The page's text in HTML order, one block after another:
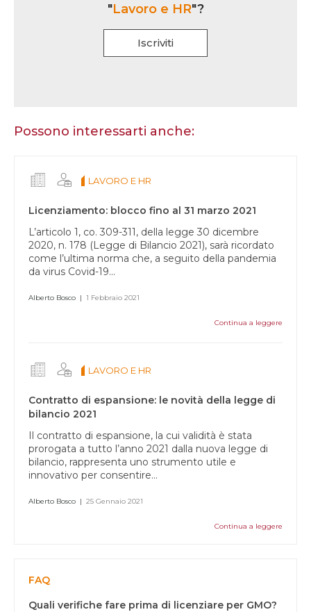
"Lavoro e HR"?
Iscriviti
essere
questo
campo
Possono interessarti anche:
LAVORO E HR
Licenziamento: blocco fino al 31 marzo 2021
L’articolo 1, co. 309-311, della legge 30 dicembre
2020, n. 178 (Legge di Bilancio 2021), sarà ricordato
come l’ultima norma che, a seguito della pandemia
da virus Covid-19...
Alberto Bosco | 1 Febbraio 2021
Continua a leggere
LAVORO E HR
Contratto di espansione: le novità della legge di
bilancio 2021
Il contratto di espansione, la cui validità è stata
prorogata a tutto l’anno 2021 dalla nuova legge di
bilancio, rappresenta uno strumento utile e
innovativo per consentire...
Alberto Bosco | 25 Gennaio 2021
Continua a leggere
FAQ
Quali verifiche fare prima di licenziare per GMO?